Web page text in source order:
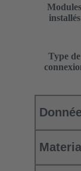
Modules
installés
Type de